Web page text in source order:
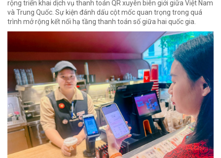
rộng triển khai dịch vụ thanh toán QR xuyên biên giới giữa Việt Nam
và Trung Quốc. Sự kiện đánh dấu cột mốc quan trọng trong quá
trình mở rộng kết nối hạ tầng thanh toán số giữa hai quốc gia.